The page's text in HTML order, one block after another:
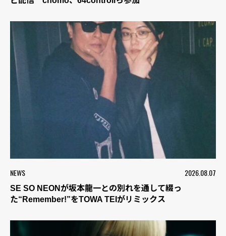
NEWS 2026.08.07
SE SO NEONが坂本龍一との別れを通して綴っ
た“Remember!”をTOWA TEIがリミックス